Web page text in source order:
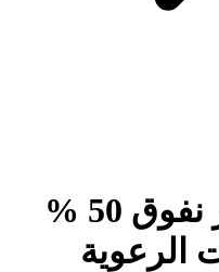
صندوق يكشف سر نفوق 50 %
الرعوية